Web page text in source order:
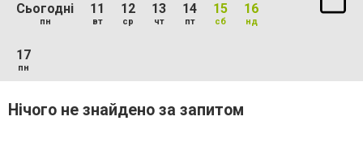
Сьогодні
пн
11
вт
12
ср
13
чт
14
пт
15
сб
16
нд
17
пн
Нічого не знайдено за запитом